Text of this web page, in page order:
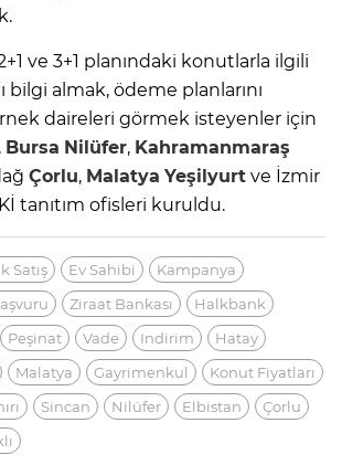
ve 3+1 planındaki konutlarla ilgili
bilgi almak, ödeme planlarını
daireleri görmek isteyenler için
, Bursa Nilüfer, Kahramanmaraş
Çorlu, Malatya Yeşilyurt ve İzmir
tanıtım ofisleri kuruldu.
Satış Ev Sahibi
Kampanya
Ziraat Bankası
Halkbank
Peşinat Vade Indirim
Hatay
Malatya Gayrimenkul
Konut Fiyatları
Sincan Nilüfer Elbistan
Çorlu